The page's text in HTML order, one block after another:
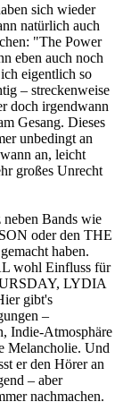
sich wieder
natürlich auch
"The Power
eben auch noch
eigentlich so
– streckenweise
doch irgendwann
Gesang. Dieses
unbedingt an
an, leicht
großes Unrecht
Bands wie
oder den THE
haben.
wohl Einfluss für
LYDIA
gibt's
–
Indie-Atmosphäre
Melancholie. Und
er den Hörer an
– aber
nachmachen.